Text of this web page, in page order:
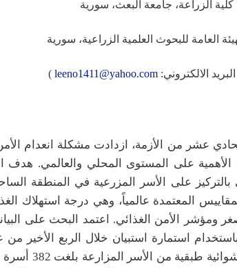
الالكتروني: leeno1411@yahoo.com
)
عشر من الأزمة، ازدادت مشكلة انعدام
على المستوى المحلي والعالمي. هدف
بالتركيز على الأسر المزرعية في المنطقة
المعتمدة عالمياً، وهي درجة استهلاك
ومؤشر الأمن الغذائي. اعتمد البحث على
أجري البحث على عينة